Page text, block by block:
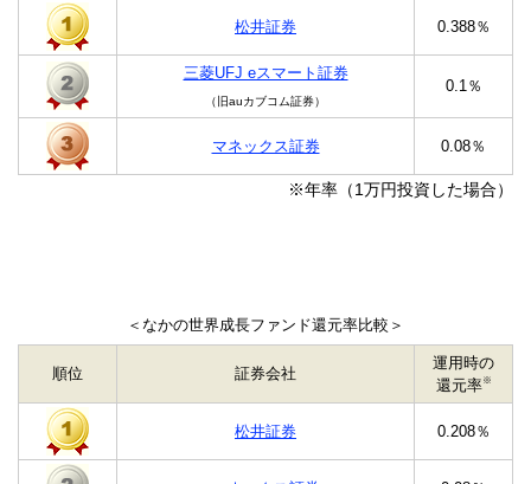
松井証券 0.388％
三菱UFJ eスマート証券
（旧auカブコム証券）
0.1％
マネックス証券 0.08％
※年率（1万円投資した場合）
＜なかの世界成長ファンド還元率比較＞
順位 証券会社
運用時の
還元率※
松井証券 0.208％